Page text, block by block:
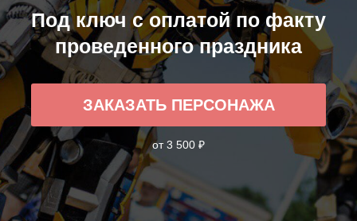
Под ключ с оплатой по факту
проведенного праздника
ЗАКАЗАТЬ ПЕРСОНАЖА
от 3 500 ₽